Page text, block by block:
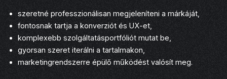
szeretné professzionálisan megjeleníteni a márkáját,
fontosnak tartja a konverziót és UX-et,
komplexebb szolgáltatásportfóliót mutat be,
gyorsan szeret iterálni a tartalmakon,
marketingrendszerre épülő működést valósít meg.